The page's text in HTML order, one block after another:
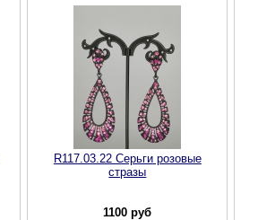
R117.03.22 Cерьги розовые
стразы
1100 руб